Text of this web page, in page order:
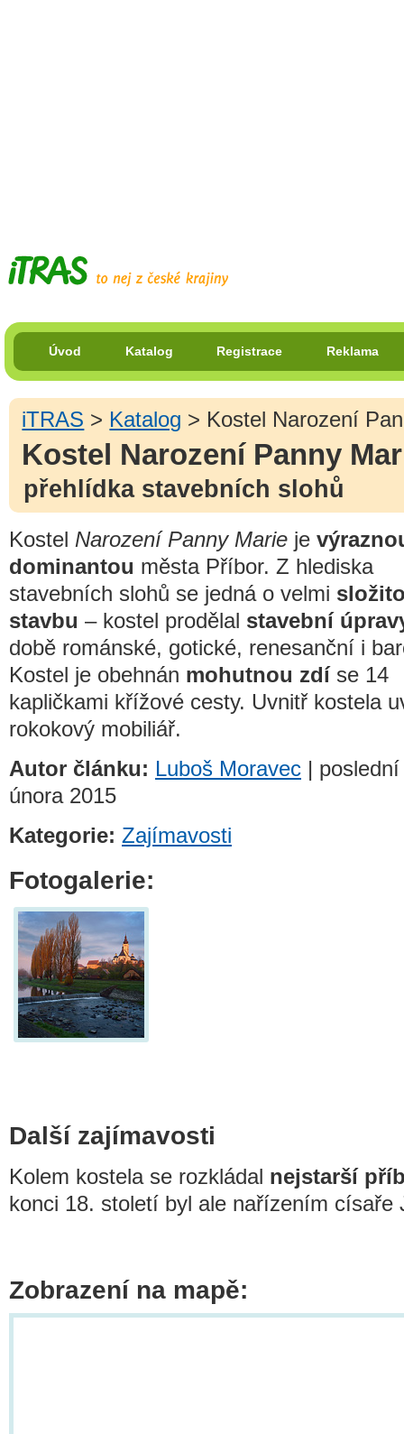
Úvod Katalog Registrace Reklama
iTRAS > Katalog > Kostel Narození
Kostel Narození Panny
přehlídka stavebních slohů
Kostel Narození Panny Marie je
dominantou města Příbor. Z hlediska
stavebních slohů se jedná o velmi
stavbu – kostel prodělal stavební
době románské, gotické, renesanční i
Kostel je obehnán mohutnou zdíse 14
kapličkami křížové cesty. Uvnitř kostela
rokokový mobiliář.
Autor článku: Luboš Moravec |
února 2015
Kategorie: Zajímavosti
Fotogalerie:
Další zajímavosti
Kolem kostela se rozkládal nejstarší
konci 18. století byl ale nařízením císaře
Zobrazení na mapě: